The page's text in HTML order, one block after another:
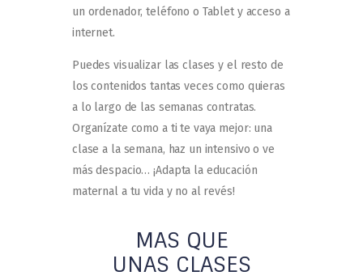
un ordenador, teléfono o Tablet y acceso a
internet.
Puedes visualizar las clases y el resto de
los contenidos tantas veces como quieras
a lo largo de las semanas contratas.
Organízate como a ti te vaya mejor: una
clase a la semana, haz un intensivo o ve
más despacio… ¡Adapta la educación
maternal a tu vida y no al revés!
MAS QUE
UNAS CLASES